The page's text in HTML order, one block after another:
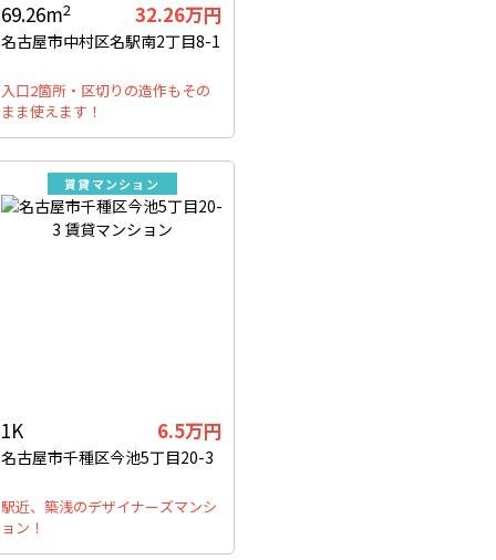
69.26m2 32.26万円
名古屋市中村区名駅南2丁目8-1
入口2箇所・区切りの造作もその
まま使えます！
賃貸マンション
1K 6.5万円
名古屋市千種区今池5丁目20-3
駅近、築浅のデザイナーズマンシ
ョン！